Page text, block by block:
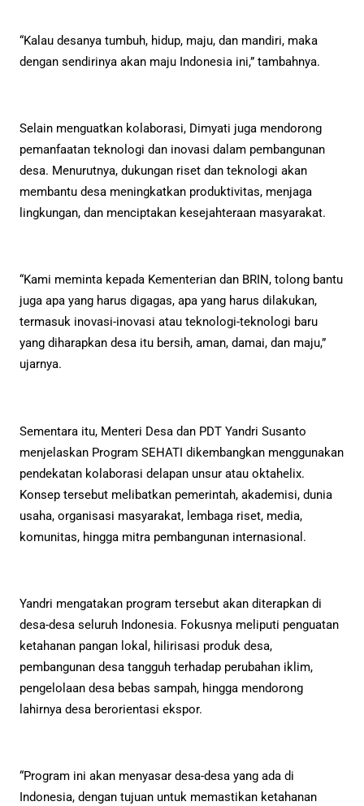
“Kalau desanya tumbuh, hidup, maju, dan mandiri, maka
dengan sendirinya akan maju Indonesia ini,” tambahnya.
Selain menguatkan kolaborasi, Dimyati juga mendorong
pemanfaatan teknologi dan inovasi dalam pembangunan
desa. Menurutnya, dukungan riset dan teknologi akan
membantu desa meningkatkan produktivitas, menjaga
lingkungan, dan menciptakan kesejahteraan masyarakat.
“Kami meminta kepada Kementerian dan BRIN, tolong bantu
juga apa yang harus digagas, apa yang harus dilakukan,
termasuk inovasi-inovasi atau teknologi-teknologi baru
yang diharapkan desa itu bersih, aman, damai, dan maju,”
ujarnya.
Sementara itu, Menteri Desa dan PDT Yandri Susanto
menjelaskan Program SEHATI dikembangkan menggunakan
pendekatan kolaborasi delapan unsur atau oktahelix.
Konsep tersebut melibatkan pemerintah, akademisi, dunia
usaha, organisasi masyarakat, lembaga riset, media,
komunitas, hingga mitra pembangunan internasional.
Yandri mengatakan program tersebut akan diterapkan di
desa-desa seluruh Indonesia. Fokusnya meliputi penguatan
ketahanan pangan lokal, hilirisasi produk desa,
pembangunan desa tangguh terhadap perubahan iklim,
pengelolaan desa bebas sampah, hingga mendorong
lahirnya desa berorientasi ekspor.
“Program ini akan menyasar desa-desa yang ada di
Indonesia, dengan tujuan untuk memastikan ketahanan